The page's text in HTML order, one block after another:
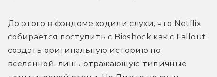
До этого в фэндоме ходили слухи, что Netflix
собирается поступить с Bioshock как с Fallout:
создать оригинальную историю по
вселенной, лишь отражающую типичные